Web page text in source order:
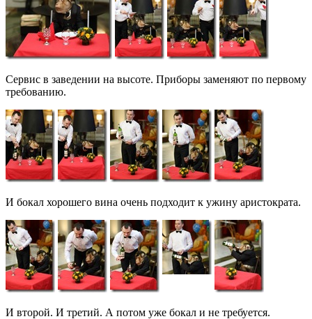
Сервис в заведении на высоте. Приборы заменяют по первому
требованию.
И бокал хорошего вина очень подходит к ужину аристократа.
И второй. И третий. А потом уже бокал и не требуется.